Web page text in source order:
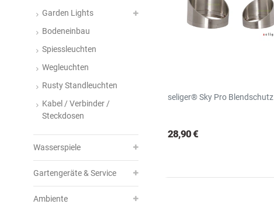
Garden Lights
Bodeneinbau
Spiessleuchten
Wegleuchten
Rusty Standleuchten
Kabel / Verbinder /
Steckdosen
Wasserspiele
Gartengeräte & Service
Ambiente
seliger® Sky Pro Blendschutz
28,90 €